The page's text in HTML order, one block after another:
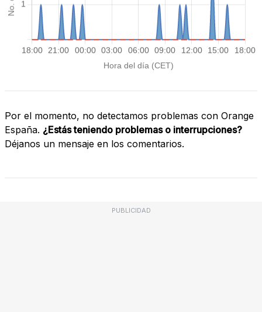
Por el momento, no detectamos problemas con Orange
España. ¿Estás teniendo problemas o interrupciones?
Déjanos un mensaje en los comentarios.
PUBLICIDAD